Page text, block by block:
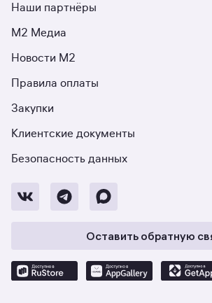
Наши партнёры
М2 Медиа
Новости М2
Правила оплаты
Закупки
Клиентские документы
Безопасность данных
Оставить обратную